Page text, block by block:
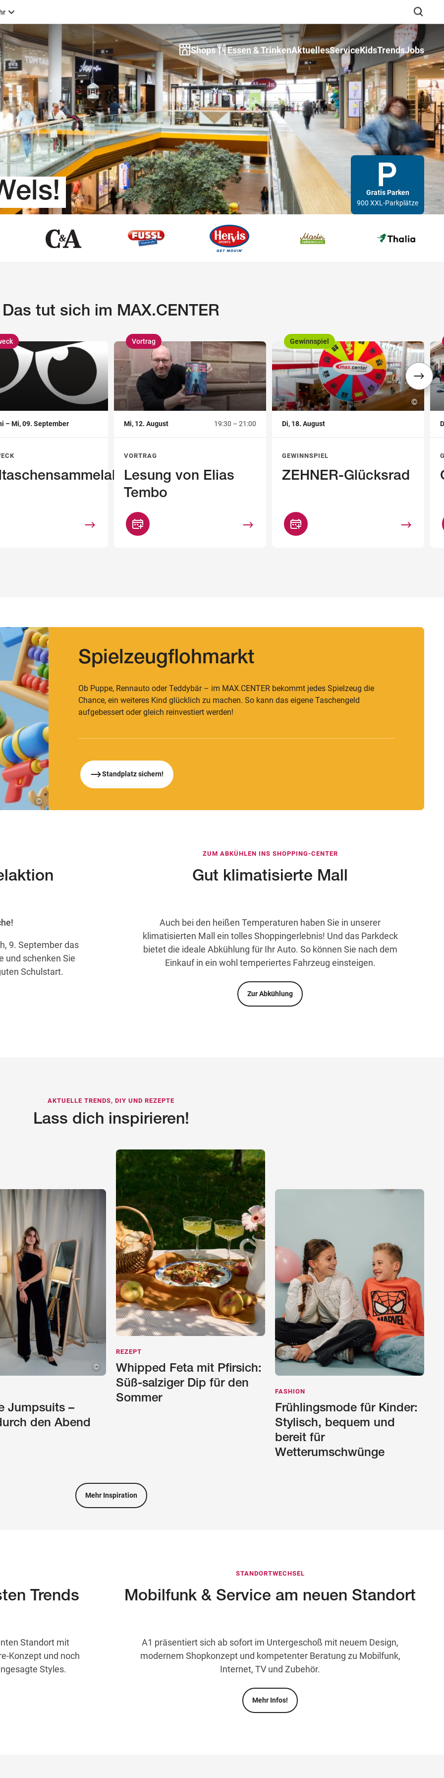
Shops Essen & TrinkenAktuellesServiceKidsTrendsJobs
Suche schließen
Gratis Parken
900 XXL-Parkplätze
Das tut sich im MAX.CENTER
– Mi, 09. September
,
Vortrag
Mi, 12. August 19:30 – 21:00
VORTRAG
Lesung von Elias
Tembo
©
Gewinnspiel
Di, 18. August
GEWINNSPIEL
ZEHNER-Glücksrad
,
©
Spielzeugflohmarkt
Ob Puppe, Rennauto oder Teddybär – im MAX.CENTER bekommt jedes Spielzeug die
Chance, ein weiteres Kind glücklich zu machen. So kann das eigene Taschengeld
aufgebessert oder gleich reinvestiert werden!
Standplatz sichern!
9. September das
und schenken Sie
Schulstart.
ZUM ABKÜHLEN INS SHOPPING-CENTER
Gut klimatisierte Mall
Auch bei den heißen Temperaturen haben Sie in unserer
klimatisierten Mall ein tolles Shoppingerlebnis! Und das Parkdeck
bietet die ideale Abkühlung für Ihr Auto. So können Sie nach dem
Einkauf in ein wohl temperiertes Fahrzeug einsteigen.
Zur Abkühlung
AKTUELLE TRENDS, DIY UND REZEPTE
Lass dich inspirieren!
©
Jumpsuits –
den Abend
REZEPT
Whipped Feta mit Pfirsich:
Süß-salziger Dip für den
Sommer
FASHION
Frühlingsmode für Kinder:
Stylisch, bequem und
bereit für
Wetterumschwünge
Mehr Inspiration
Trends
Standort mit
Konzept und noch
Styles.
STANDORTWECHSEL
Mobilfunk & Service am neuen Standort
A1 präsentiert sich ab sofort im Untergeschoß mit neuem Design,
modernem Shopkonzept und kompetenter Beratung zu Mobilfunk,
Internet, TV und Zubehör.
Mehr Infos!